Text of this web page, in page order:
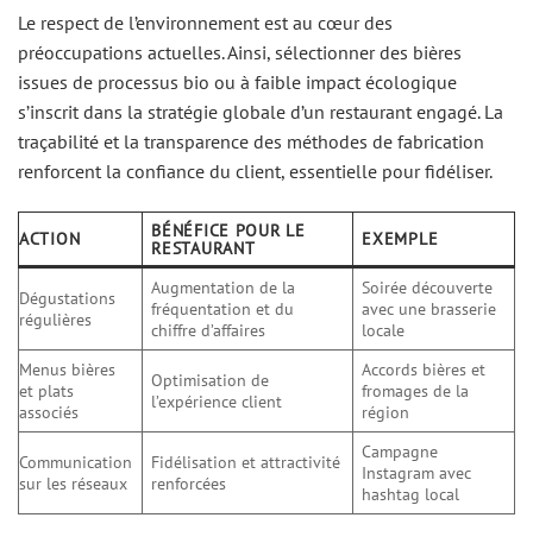
Le respect de l’environnement est au cœur des
préoccupations actuelles. Ainsi, sélectionner des bières
issues de processus bio ou à faible impact écologique
s’inscrit dans la stratégie globale d’un restaurant engagé. La
traçabilité et la transparence des méthodes de fabrication
renforcent la confiance du client, essentielle pour fidéliser.
ACTION BÉNÉFICE POUR LE
RESTAURANT EXEMPLE
Dégustations
régulières
Augmentation de la
fréquentation et du
chiffre d’affaires
Soirée découverte
avec une brasserie
locale
Menus bières
et plats
associés
Optimisation de
l’expérience client
Accords bières et
fromages de la
région
Communication
sur les réseaux
Fidélisation et attractivité
renforcées
Campagne
Instagram avec
hashtag local